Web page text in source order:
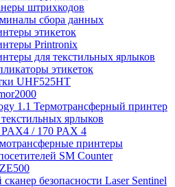
штрихкодов
сбора данных
этикеток
Printronix
для текстильных ярлыков
этикеток
UHF525HT
1.1 Термотрансферный принтер
текстильных ярлыков
PAX4 / 170 PAX 4
принтеры
SM Counter
безопасности Laser Sentinel